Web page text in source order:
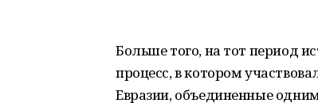
Больше того, на тот период
процесс, в котором
Евразии, объединенные